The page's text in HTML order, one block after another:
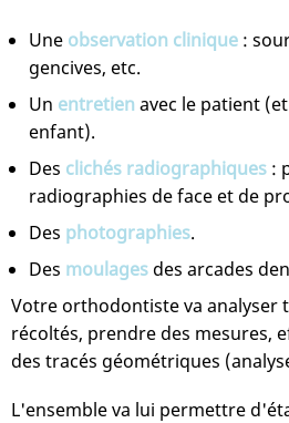
Une observation clinique :
gencives, etc.
Un entretien avec le patient
enfant).
Des clichés radiographiques :
radiographies de face et de
Des photographies.
Des moulages des arcades
Votre orthodontiste va analyser
récoltés, prendre des mesures,
des tracés géométriques
L'ensemble va lui permettre